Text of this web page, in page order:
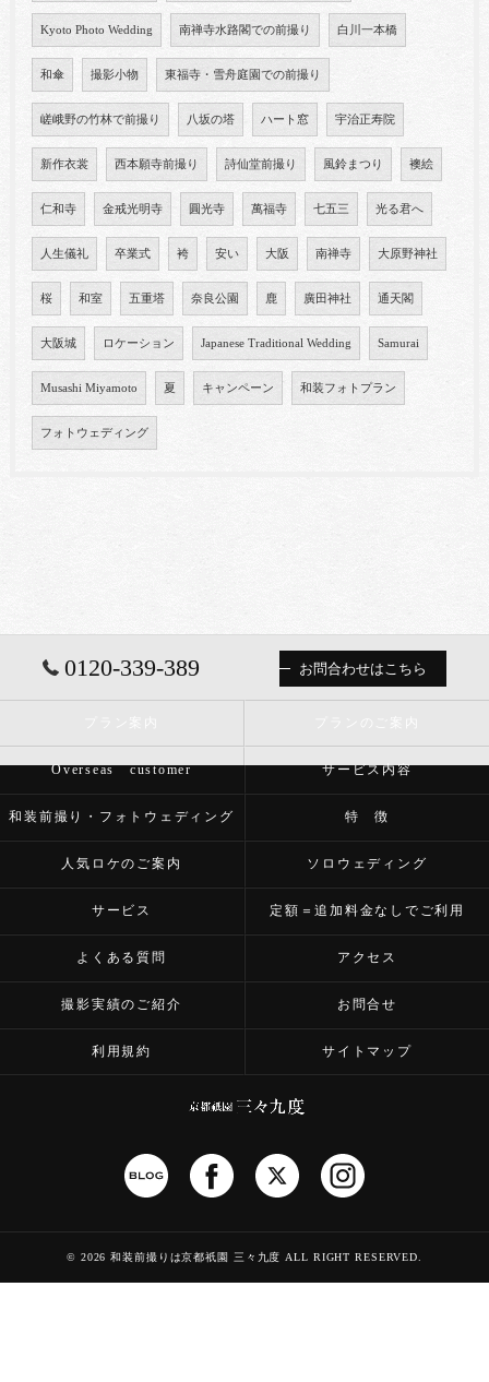
Kyoto Photo Wedding 南禅寺水路閣での前撮り 白川一本橋
和傘 撮影小物 東福寺・雪舟庭園での前撮り
嵯峨野の竹林で前撮り 八坂の塔 ハート窓 宇治正寿院
新作衣裳 西本願寺前撮り 詩仙堂前撮り 風鈴まつり 襖絵
仁和寺 金戒光明寺 圓光寺 萬福寺 七五三 光る君へ
人生儀礼 卒業式 袴 安い 大阪 南禅寺 大原野神社
桜 和室 五重塔 奈良公園 鹿 廣田神社 通天閣
大阪城 ロケーション Japanese Traditional Wedding Samurai
Musashi Miyamoto 夏 キャンペーン 和装フォトプラン
フォトウェディング
0120-339-389 お問合わせはこちら
Overseas customer サービス内容
和装前撮り・フォトウェディング 特 徴
人気ロケのご案内 ソロウェディング
サービス 定額＝追加料金なしでご利用
よくある質問 アクセス
撮影実績のご紹介 お問合せ
利用規約 サイトマップ
© 2026 和装前撮りは京都祇園 三々九度 ALL RIGHT RESERVED.